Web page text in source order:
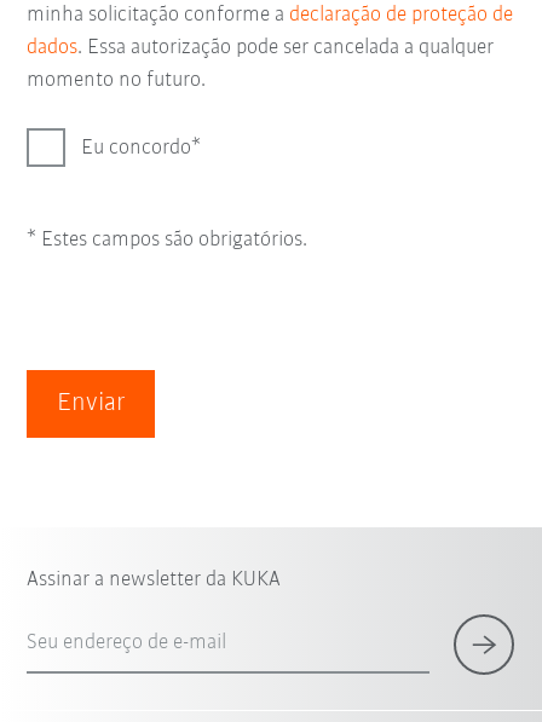
minha solicitação conforme a declaração de proteção de
dados. Essa autorização pode ser cancelada a qualquer
momento no futuro.
Eu concordo
* Estes campos são obrigatórios.
Enviar
Assinar a newsletter da KUKA
Seu endereço de e-mail